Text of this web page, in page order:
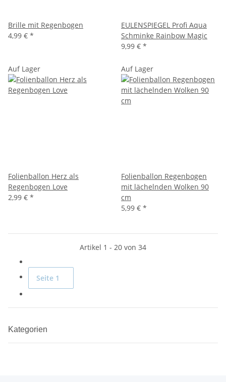
Brille mit Regenbogen
4,99 € *
EULENSPIEGEL Profi Aqua
Schminke Rainbow Magic
9,99 € *
Auf Lager
Folienballon Herz als
Regenbogen Love
2,99 € *
Auf Lager
Folienballon Regenbogen
mit lächelnden Wolken 90
cm
5,99 € *
Artikel 1 - 20 von 34
Seite 1
Kategorien